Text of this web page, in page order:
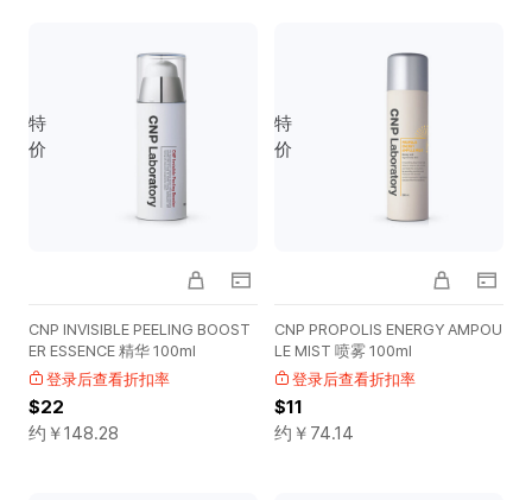
特
价
CNP INVISIBLE PEELING BOOST
ER ESSENCE 精华 100ml
登录后查看折扣率
$22
约￥148.28
特
价
CNP PROPOLIS ENERGY AMPOU
LE MIST 喷雾 100ml
登录后查看折扣率
$11
约￥ 74.14